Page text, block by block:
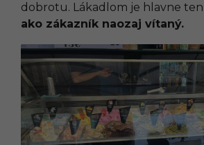
dobrotu. Lákadlom je hlavne ten
ako zákazník naozaj vítaný.